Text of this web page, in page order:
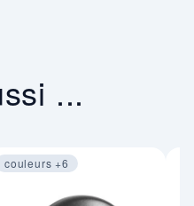
...
couleurs +6
Image 1 sur 4